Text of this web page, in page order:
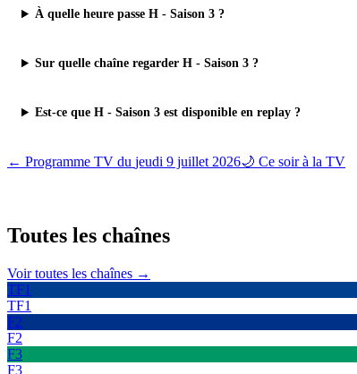
À quelle heure passe H - Saison 3 ?
Sur quelle chaîne regarder H - Saison 3 ?
Est-ce que H - Saison 3 est disponible en replay ?
← Programme TV du jeudi 9 juillet 2026🌙 Ce soir à la TV
Toutes les chaînes
Voir toutes les chaînes →
TF1
TF1
F2
F2
F3
F3